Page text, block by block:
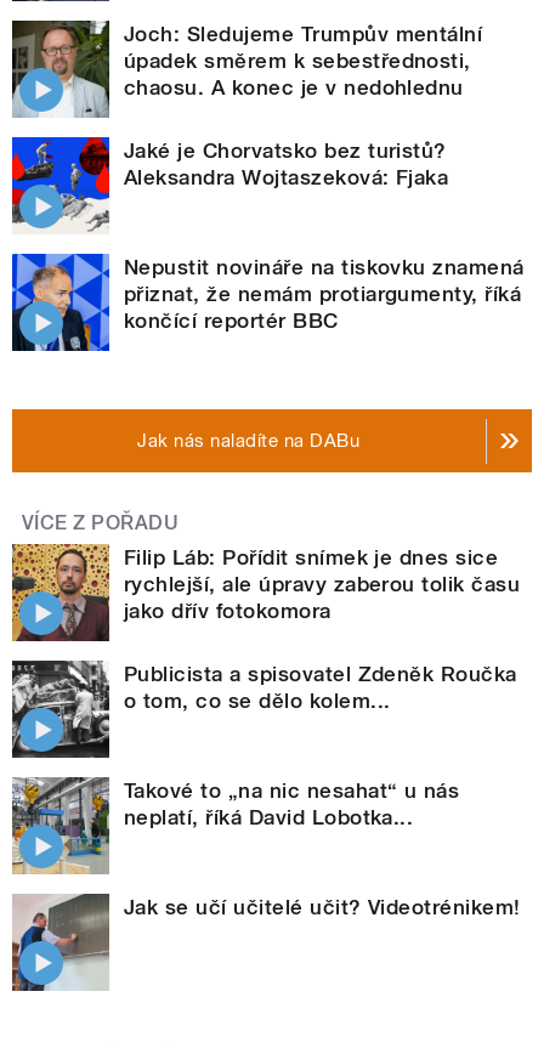
Joch: Sledujeme Trumpův mentální
úpadek směrem k sebestřednosti,
chaosu. A konec je v nedohlednu
Jaké je Chorvatsko bez turistů?
Aleksandra Wojtaszeková: Fjaka
Nepustit novináře na tiskovku znamená
přiznat, že nemám protiargumenty, říká
končící reportér BBC
Jak nás naladíte na DABu
VÍCE Z POŘADU
Filip Láb: Pořídit snímek je dnes sice
rychlejší, ale úpravy zaberou tolik času
jako dřív fotokomora
Publicista a spisovatel Zdeněk Roučka
o tom, co se dělo kolem...
Takové to „na nic nesahat“ u nás
neplatí, říká David Lobotka...
Jak se učí učitelé učit? Videotrénikem!